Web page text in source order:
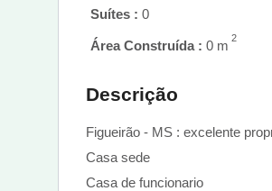
Suítes : 0
Área Construída : 0 m 2
Descrição
Figueirão - MS : excelente
Casa sede
Casa de funcionario